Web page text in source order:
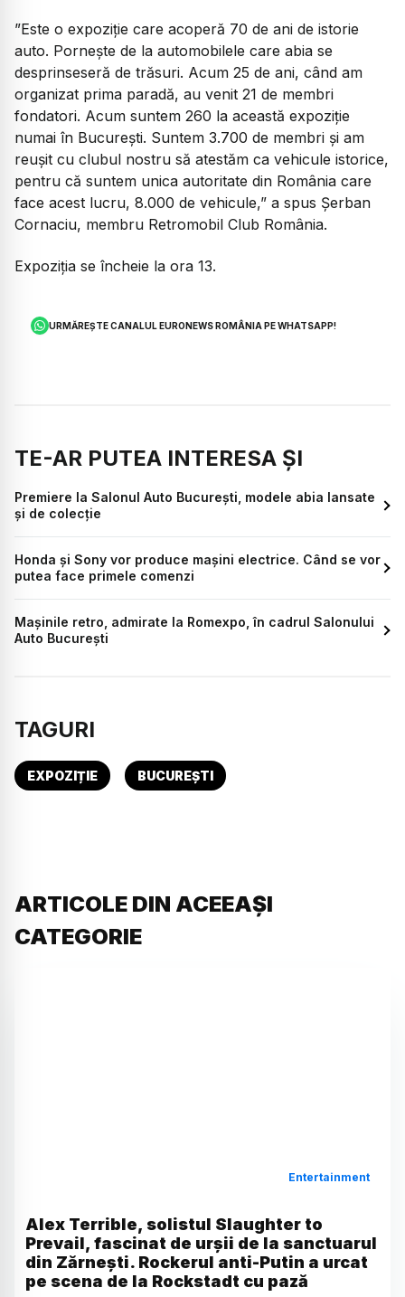
”Este o expoziție care acoperă 70 de ani de istorie
auto. Pornește de la automobilele care abia se
desprinseseră de trăsuri. Acum 25 de ani, când am
organizat prima paradă, au venit 21 de membri
fondatori. Acum suntem 260 la această expoziție
numai în București. Suntem 3.700 de membri și am
reușit cu clubul nostru să atestăm ca vehicule istorice,
pentru că suntem unica autoritate din România care
face acest lucru, 8.000 de vehicule,” a spus Șerban
Cornaciu, membru Retromobil Club România.
Expoziția se încheie la ora 13.
URMĂREȘTE CANALUL EURONEWS ROMÂNIA PE WHATSAPP!
TE-AR PUTEA INTERESA ȘI
Premiere la Salonul Auto București, modele abia lansate
și de colecție
Honda și Sony vor produce mașini electrice. Când se vor
putea face primele comenzi
Mașinile retro, admirate la Romexpo, în cadrul Salonului
Auto București
TAGURI
EXPOZIȚIE BUCUREȘTI
ARTICOLE DIN ACEEAȘI
CATEGORIE
Entertainment
Alex Terrible, solistul Slaughter to
Prevail, fascinat de urșii de la sanctuarul
din Zărnești. Rockerul anti-Putin a urcat
pe scena de la Rockstadt cu pază